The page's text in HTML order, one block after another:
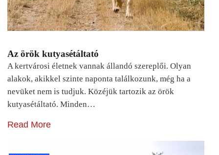
Az örök kutyasétáltató
A kertvárosi életnek vannak állandó szereplői. Olyan
alakok, akikkel szinte naponta találkozunk, még ha a
nevüket nem is tudjuk. Közéjük tartozik az örök
kutyasétáltató. Minden…
Read More